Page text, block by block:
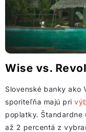
Wise vs.
Slovenské banky ako
sporiteľňa majú pri
poplatky. Štandardne
až 2 percentá z